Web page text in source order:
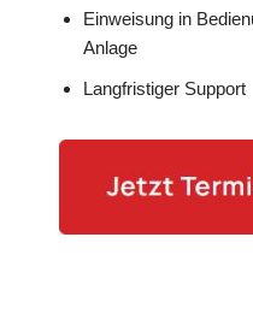
Einweisung in
Anlage
Langfristiger Support